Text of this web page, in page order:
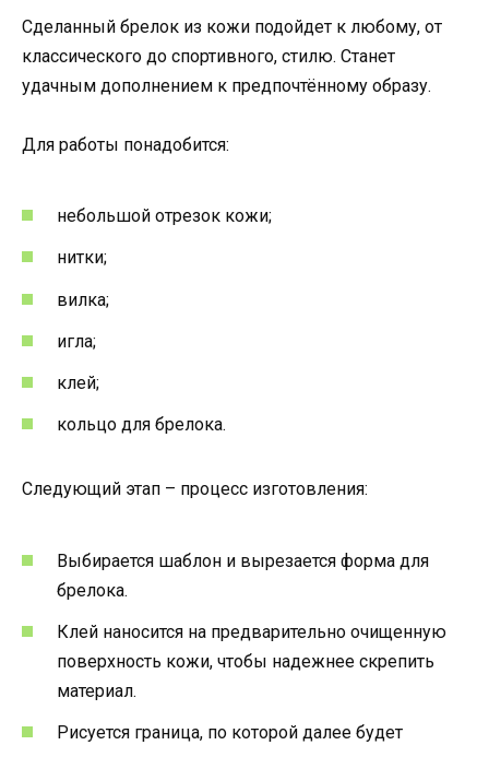
Сделанный брелок из кожи подойдет к любому, от
классического до спортивного, стилю. Станет
удачным дополнением к предпочтённому образу.
Для работы понадобится:
небольшой отрезок кожи;
нитки;
вилка;
игла;
клей;
кольцо для брелока.
Следующий этап – процесс изготовления:
Выбирается шаблон и вырезается форма для
брелока.
Клей наносится на предварительно очищенную
поверхность кожи, чтобы надежнее скрепить
материал.
Рисуется граница, по которой далее будет